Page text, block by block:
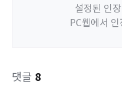
설정된 인
PC웹에서
댓글 8